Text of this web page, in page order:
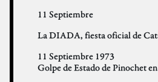
11 Septiembre
La DIADA, fiesta oficial de
11 Septiembre 1973
Golpe de Estado de Pinochet